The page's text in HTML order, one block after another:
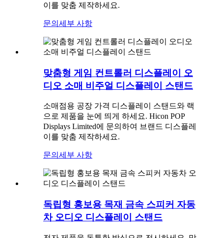
이를 맞춤 제작하세요.
문의 세부 사항
맞춤형 게임 컨트롤러 디스플레이 오
디오 소매 비주얼 디스플레이 스탠드
소매점용 공장 가격 디스플레이 스탠드와 랙
으로 제품을 눈에 띄게 하세요. Hicon POP
Displays Limited에 문의하여 브랜드 디스플레
이를 맞춤 제작하세요.
문의 세부 사항
독립형 홍보용 목재 금속 스피커 자동
차 오디오 디스플레이 스탠드